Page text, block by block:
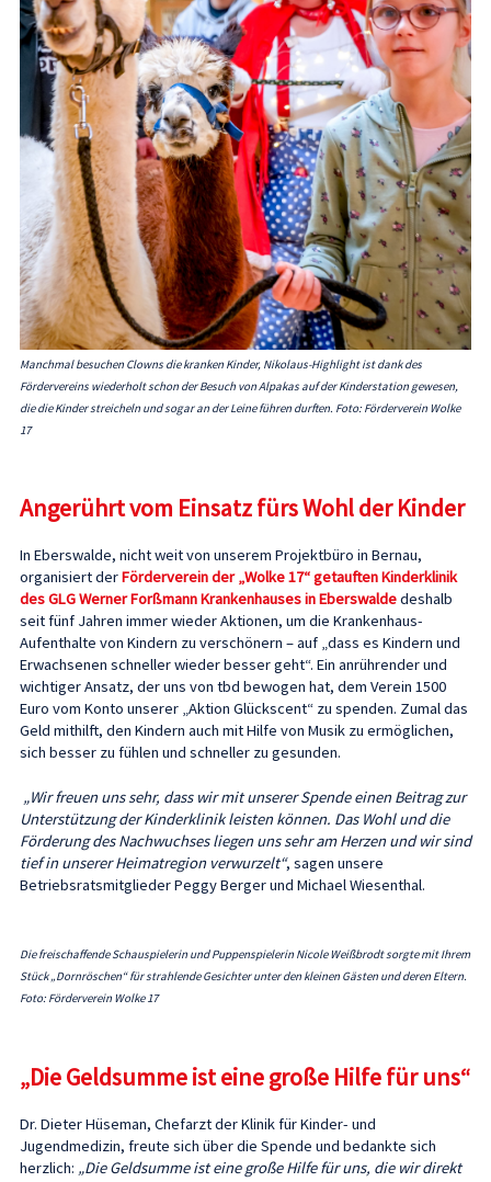
Manchmal besuchen Clowns die kranken Kinder, Nikolaus-Highlight ist dank des
Fördervereins wiederholt schon der Besuch von Alpakas auf der Kinderstation gewesen,
die die Kinder streicheln und sogar an der Leine führen durften. Foto: Förderverein Wolke
17
Angerührt vom Einsatz fürs Wohl der Kinder
In Eberswalde, nicht weit von unserem Projektbüro in Bernau,
organisiert derFörderverein der „Wolke 17“ getauften Kinderklinik
des GLG Werner Forßmann Krankenhauses in Eberswaldedeshalb
seit fünf Jahren immer wieder Aktionen, um die Krankenhaus-
Aufenthalte von Kindern zu verschönern – auf „dass es Kindern und
Erwachsenen schneller wieder besser geht“. Ein anrührender und
wichtiger Ansatz, der uns von tbd bewogen hat, dem Verein 1500
Euro vom Konto unserer „Aktion Glückscent“ zu spenden. Zumal das
Geld mithilft, den Kindern auch mit Hilfe von Musik zu ermöglichen,
sich besser zu fühlen und schneller zu gesunden.
„Wir freuen uns sehr, dass wir mit unserer Spende einen Beitrag zur
Unterstützung der Kinderklinik leisten können. Das Wohl und die
Förderung des Nachwuchses liegen uns sehr am Herzen und wir sind
tief in unserer Heimatregion verwurzelt“, sagen unsere
Betriebsratsmitglieder Peggy Berger und Michael Wiesenthal.
Die freischaffende Schauspielerin und Puppenspielerin Nicole Weißbrodt sorgte mit Ihrem
Stück „Dornröschen“ für strahlende Gesichter unter den kleinen Gästen und deren Eltern.
Foto: Förderverein Wolke 17
„Die Geldsumme ist eine große Hilfe für uns“
Dr. Dieter Hüseman, Chefarzt der Klinik für Kinder- und
Jugendmedizin, freute sich über die Spende und bedankte sich
herzlich: „Die Geldsumme ist eine große Hilfe für uns, die wir direkt